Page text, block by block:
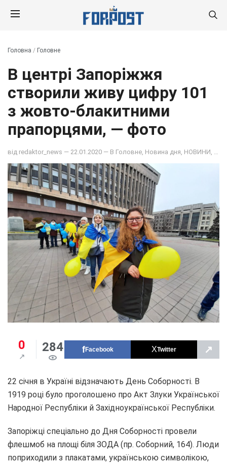
Головна / Головне
В центрі Запоріжжя
створили живу цифру 101
з жовто-блакитними
прапорцями, — фото
від redaktor_news — 22.01.2020 — В Головне Новина дня НОВИНИ
0 284 Facebook Twitter ↗
22 січня в Україні відзначають День Соборності. В
1919 році було проголошено про Акт Злуки Української
Народної Республіки й Західноукраїнської Республіки.
Запоріжці спеціально до Дня Соборності провели
флешмоб на площі біля ЗОДА (пр. Соборний, 164). Люди
поприходили з плакатами, українською символікою,